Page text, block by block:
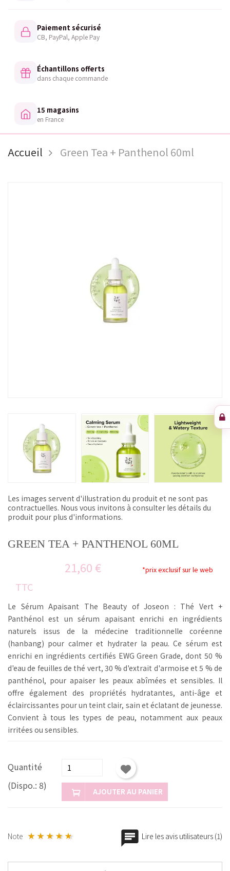
Paiement sécurisé
CB, PayPal, Apple Pay
Échantillons offerts
dans chaque commande
15 magasins
en France
Accueil Green Tea + Panthenol 60ml
Les images servent d'illustration du produit et ne sont pas
contractuelles. Nous vous invitons à consulter les détails du
produit pour plus d'informations.
GREEN TEA + PANTHENOL 60ML
21,60 € *prix exclusif sur le web
TTC
Le Sérum Apaisant The Beauty of Joseon : Thé Vert +
Panthénol est un sérum apaisant enrichi en ingrédients
naturels issus de la médecine traditionnelle coréenne
(hanbang) pour calmer et hydrater la peau. Ce sérum est
enrichi en ingrédients certifiés EWG Green Grade, dont 50 %
d'eau de feuilles de thé vert, 30 % d'extrait d'armoise et 5 % de
panthénol, pour apaiser les peaux abîmées et sensibles. Il
offre également des propriétés hydratantes, anti-âge et
éclaircissantes pour un teint clair, sain et éclatant de jeunesse.
Convient à tous les types de peau, notamment aux peaux
irritées ou sensibles.
Quantité
(Dispo.: 8)
AJOUTER AU PANIER
Note Lire les avis utilisateurs (1)